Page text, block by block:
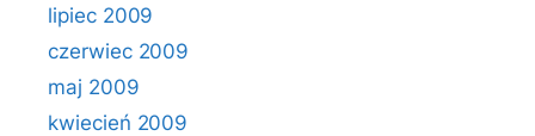
lipiec 2009
czerwiec 2009
maj 2009
kwiecień 2009